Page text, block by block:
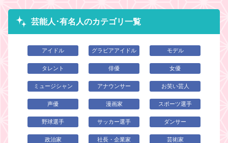
芸能人･有名人のカテゴリ一覧
アイドル グラビアアイドル モデル
タレント 俳優 女優
ミュージシャン アナウンサー お笑い芸人
声優 漫画家 スポーツ選手
野球選手 サッカー選手 ダンサー
政治家 社長・企業家 芸術家